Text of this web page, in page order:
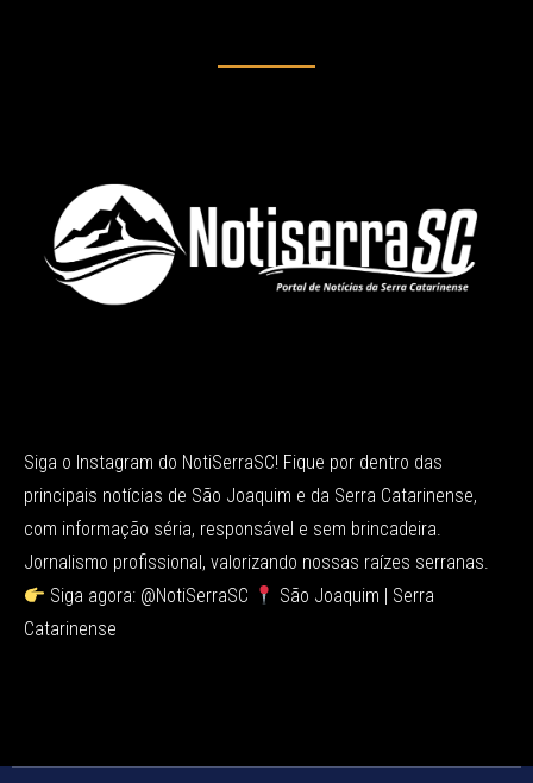
Siga o Instagram do NotiSerraSC! Fique por dentro das
principais notícias de São Joaquim e da Serra Catarinense,
com informação séria, responsável e sem brincadeira.
Jornalismo profissional, valorizando nossas raízes serranas.
Siga agora: @NotiSerraSC
São Joaquim | Serra
Catarinense